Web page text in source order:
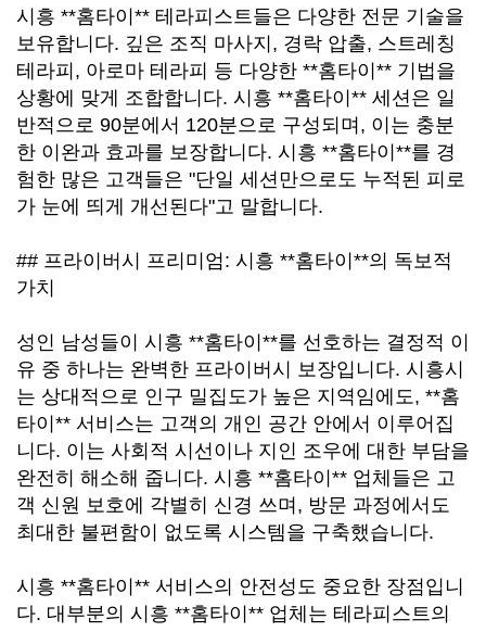
시흥 **홈타이** 테라피스트들은 다양한 전문 기술을
보유합니다. 깊은 조직 마사지, 경락 압출, 스트레칭
테라피, 아로마 테라피 등 다양한 **홈타이** 기법을
상황에 맞게 조합합니다. 시흥 **홈타이** 세션은 일
반적으로 90분에서 120분으로 구성되며, 이는 충분
한 이완과 효과를 보장합니다. 시흥 **홈타이**를 경
험한 많은 고객들은 "단일 세션만으로도 누적된 피로
가 눈에 띄게 개선된다"고 말합니다.
## 프라이버시 프리미엄: 시흥 **홈타이**의 독보적
가치
성인 남성들이 시흥 **홈타이**를 선호하는 결정적 이
유 중 하나는 완벽한 프라이버시 보장입니다. 시흥시
는 상대적으로 인구 밀집도가 높은 지역임에도, **홈
타이** 서비스는 고객의 개인 공간 안에서 이루어집
니다. 이는 사회적 시선이나 지인 조우에 대한 부담을
완전히 해소해 줍니다. 시흥 **홈타이** 업체들은 고
객 신원 보호에 각별히 신경 쓰며, 방문 과정에서도
최대한 불편함이 없도록 시스템을 구축했습니다.
시흥 **홈타이** 서비스의 안전성도 중요한 장점입니
다. 대부분의 시흥 **홈타이** 업체는 테라피스트의